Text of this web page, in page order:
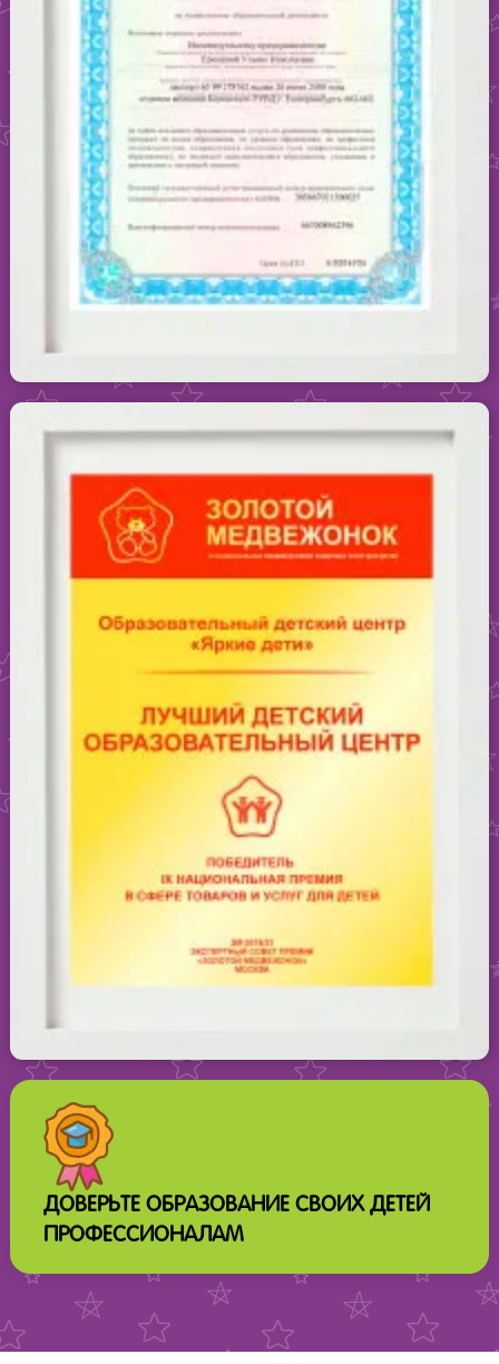
ДОВЕРЬТЕ ОБРАЗОВАНИЕ СВОИХ ДЕТЕЙ
ПРОФЕССИОНАЛАМ